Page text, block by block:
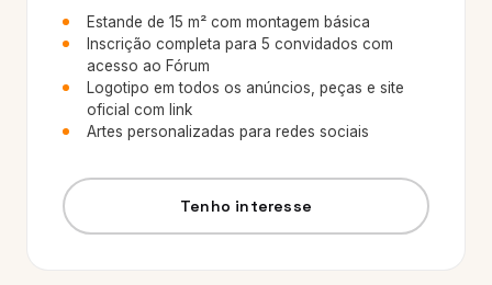
Estande de 15 m² com montagem básica
Inscrição completa para 5 convidados com
acesso ao Fórum
Logotipo em todos os anúncios, peças e site
oficial com link
Artes personalizadas para redes sociais
Tenho interesse